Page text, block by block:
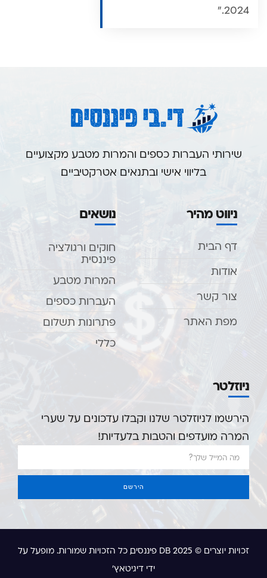
2024."
שירותי העברות כספים והמרות מטבע מקצועיים
בליווי אישי ובתנאים אטרקטיביים.
ניווט מהיר
דף הבית
אודות
צור קשר
מפת האתר
נושאים
חוקים ורגולציה
פיננסית
המרות מטבע
העברות כספים
פתרונות תשלום
כללי
ניוזלטר
הירשמו לניוזלטר שלנו וקבלו עדכונים על שערי
המרה מועדפים והטבות בלעדיות!
הירשם
זכויות יוצרים © 2025 DB פיננסים, כל הזכויות שמורות. מופעל על
ידי דיגיטאץ'